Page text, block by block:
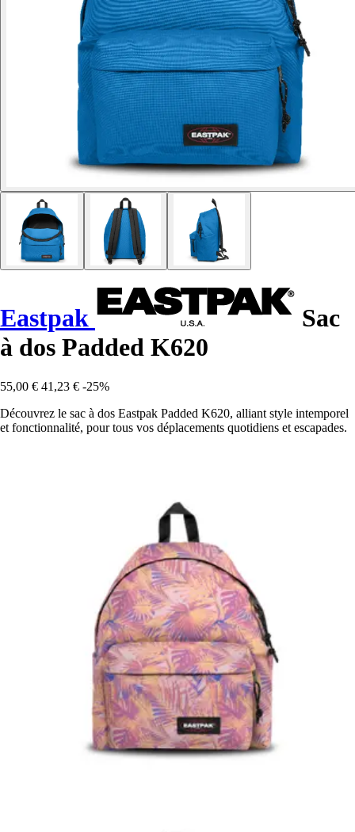
Eastpak
Sac
à dos Padded K620
55,00 € 41,23 € -25%
Découvrez le sac à dos Eastpak Padded K620, alliant style intemporel
et fonctionnalité, pour tous vos déplacements quotidiens et escapades.